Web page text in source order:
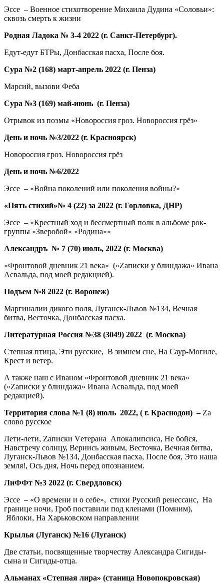
Эссе – Военное стихотворение Михаила Дудина «Соловьи»:
сквозь смерть к жизни
Родная Ладока № 3-4 2022 (г. Санкт-Петербург).
Едут-едут БТРы, Донбасская пасха, После боя.
Сура №2 (168) март-апрель 2022 (г. Пенза)
Марсий, вызови Феба
Сура №3 (169) май-июнь (г. Пенза)
Отрывок из поэмы «Новороссия гроз. Новороссия грёз»
День и ночь №3/2022 (г. Красноярск)
Новороссия гроз. Новороссия грёз
День и ночь №6/2022
Эссе – «Война поколений или поколения войны?»
«Пять стихий»№ 4 (22) за 2022 (г. Горловка, ДНР)
Эссе – «Крестный ход и бессмертный полк в альбоме рок-
группы «Зверобой» «Родина»»
Александръ № 7 (70) июль, 2022 (г. Москва)
«Фронтовой дневник 21 века» («Zаписки у блиндажа» Ивана
Асвальда, под моей редакцией).
Подъем №8 2022 (г. Воронеж)
Маргиналии дикого поля, Луганск-Львов №134, Вечная
битва, Весточка, Донбасская пасха.
Литературная Россия №38 (3049) 2022 (г. Москва)
Степная птица, Эти русские, В зимнем сне, На Саур-Могиле,
Крест и ветер.
А также наш с Иваном «Фронтовой дневник 21 века»
(«Zаписки у блиндажа» Ивана Асвальда, под моей
редакцией).
Территория слова №1 (8) июль 2022, ( г. Краснодон) – Zа
слово русское
Лети-лети, Zаписки Vетерана Апокалипсиса, Не бойся,
Навстречу солнцу, Вернись живым, Весточка, Вечная битва,
Луганск-Львов №134, Донбасская пасха, После боя, Это наша
земля!, Ось дня, Ночь перед опознанием.
ЛиФФт №3 2022 (г. Свердловск)
Эссе – «О времени и о себе», стихи Русский ренессанс, На
границе ночи, Гроб поставили под кленами (Помним),
Яблоки, На Харьковском направлении
Крылья (Луганск) №16 (Луганск)
Две статьи, посвященные творчеству Александра Сигиды-
сына и Сигиды-отца.
Альманах «Степная лира» (станица Новопокровская)